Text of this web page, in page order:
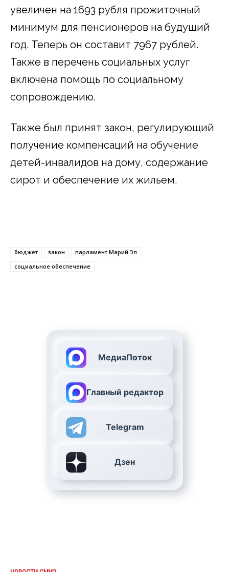
увеличен на 1693 рубля прожиточный
минимум для пенсионеров на будущий
год. Теперь он составит 7967 рублей.
Также в перечень социальных услуг
включена помощь по социальному
сопровождению.
Также был принят закон, регулирующий
получение компенсаций на обучение
детей-инвалидов на дому, содержание
сирот и обеспечение их жильем.
бюджет закон
парламент Марий Эл
социальное обеспечение
МедиаПоток
Главный редактор
Telegram
Дзен